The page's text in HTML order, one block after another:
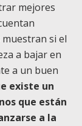
mejores
si el
a bajar en
a un buen
existe un
que están
a la